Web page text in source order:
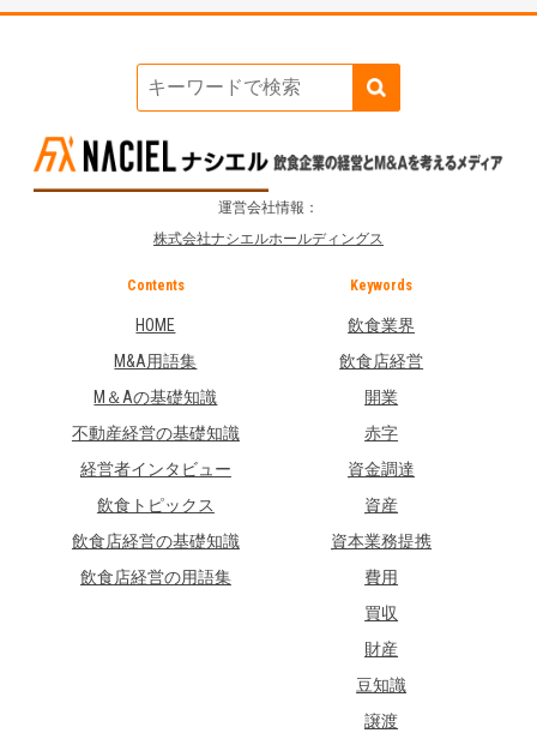
運営会社情報：
株式会社ナシエルホールディングス
Contents
HOME
M&A用語集
M＆Aの基礎知識
不動産経営の基礎知識
経営者インタビュー
飲食トピックス
飲食店経営の基礎知識
飲食店経営の用語集
Keywords
飲食業界
飲食店経営
開業
赤字
資金調達
資産
資本業務提携
費用
買収
財産
豆知識
譲渡